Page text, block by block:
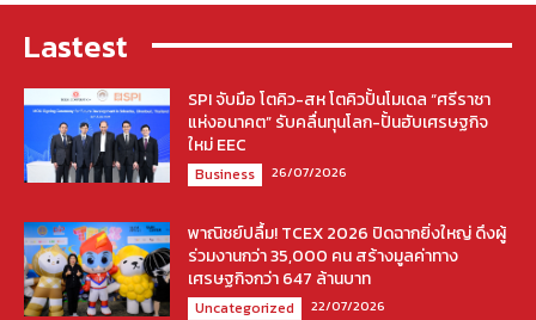
Lastest
SPI จับมือ โตคิว-สห โตคิวปั้นโมเดล “ศรีราชา
แห่งอนาคต” รับคลื่นทุนโลก-ปั้นฮับเศรษฐกิจ
ใหม่ EEC
Business 26/07/2026
พาณิชย์ปลื้ม! TCEX 2026 ปิดฉากยิ่งใหญ่ ดึงผู้
ร่วมงานกว่า 35,000 คน สร้างมูลค่าทาง
เศรษฐกิจกว่า 647 ล้านบาท
Uncategorized 22/07/2026